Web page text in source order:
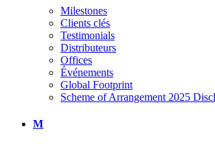
Milestones
Clients clés
Testimonials
Distributeurs
Offices
Événements
Global Footprint
Scheme of Arrangement 2025
M